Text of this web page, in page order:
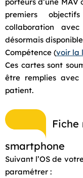
premiers
collaboration
désormais
Compétence (voir la
Ces cartes sont
être remplies
patient.
Fiche
smartphone
Suivant l’OS de
paramétrer :